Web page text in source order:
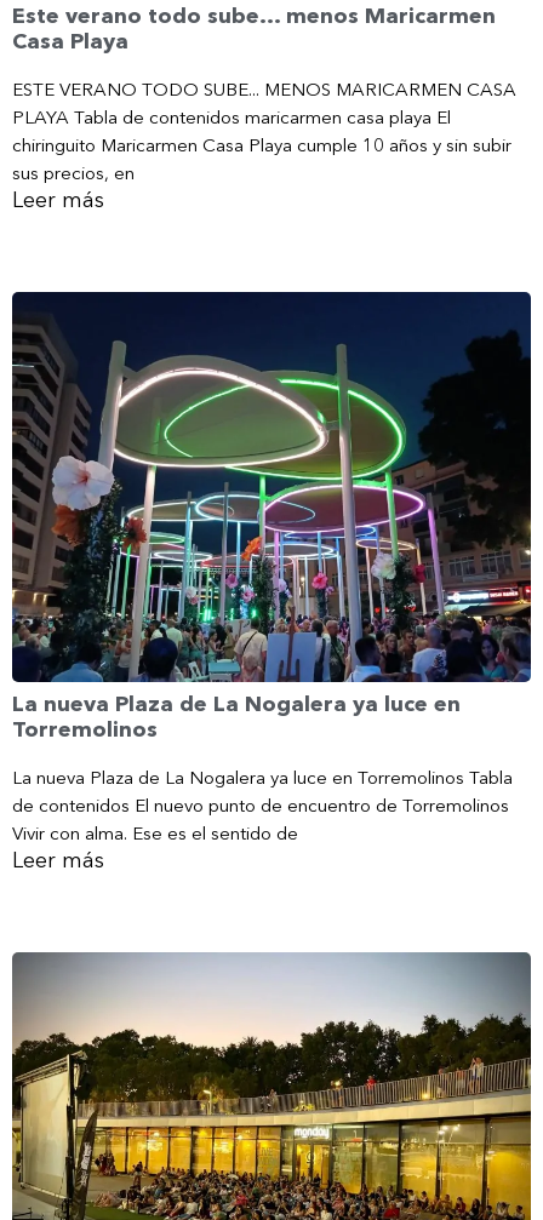
Este verano todo sube… menos Maricarmen
Casa Playa
ESTE VERANO TODO SUBE... MENOS MARICARMEN CASA
PLAYA Tabla de contenidos maricarmen casa playa El
chiringuito Maricarmen Casa Playa cumple 10 años y sin subir
sus precios, en
Leer más
La nueva Plaza de La Nogalera ya luce en
Torremolinos
La nueva Plaza de La Nogalera ya luce en Torremolinos Tabla
de contenidos El nuevo punto de encuentro de Torremolinos
Vivir con alma. Ese es el sentido de
Leer más